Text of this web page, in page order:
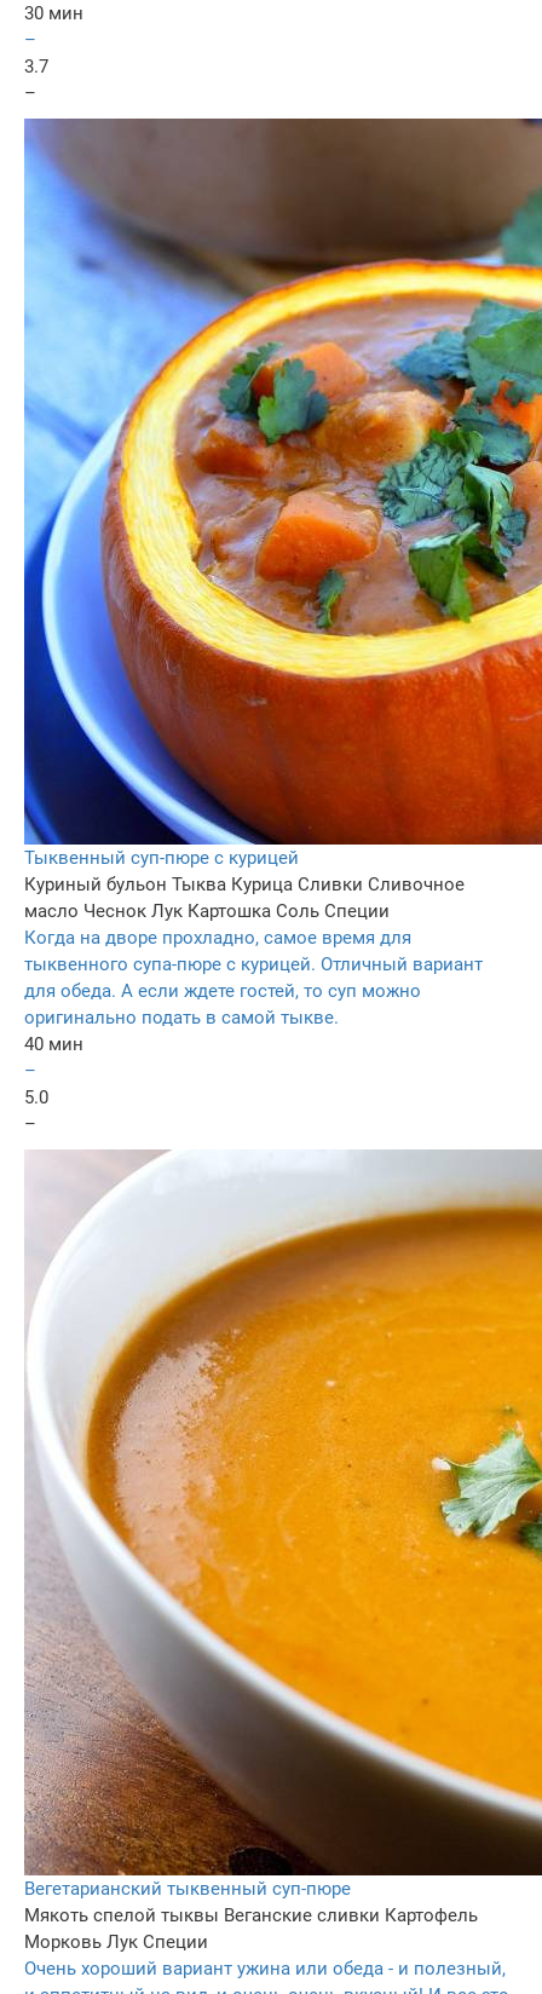
30 мин
–
3.7
–
Тыквенный суп-пюре с курицей
Куриный бульон Тыква Курица Сливки Сливочное
масло Чеснок Лук Картошка Соль Специи
Когда на дворе прохладно, самое время для
тыквенного супа-пюре с курицей. Отличный вариант
для обеда. А если ждете гостей, то суп можно
оригинально подать в самой тыкве.
40 мин
–
5.0
–
Вегетарианский тыквенный суп-пюре
Мякоть спелой тыквы Веганские сливки Картофель
Морковь Лук Специи
Очень хороший вариант ужина или обеда - и полезный,